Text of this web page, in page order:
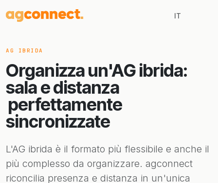
IT
AG IBRIDA
Organizza un'AG ibrida:
sala e distanza
perfettamente
sincronizzate
L'AG ibrida è il formato più flessibile e anche il
più complesso da organizzare. agconnect
riconcilia presenza e distanza in un'unica